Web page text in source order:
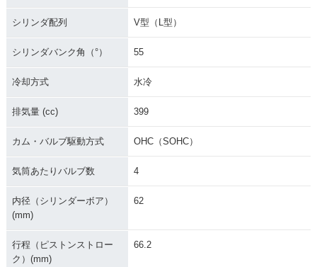
シリンダ配列 V型（L型）
シリンダバンク角（°） 55
冷却方式 水冷
排気量 (cc) 399
カム・バルブ駆動方式 OHC（SOHC）
気筒あたりバルブ数 4
内径（シリンダーボア）
(mm)
62
行程（ピストンストロー
ク）(mm)
66.2